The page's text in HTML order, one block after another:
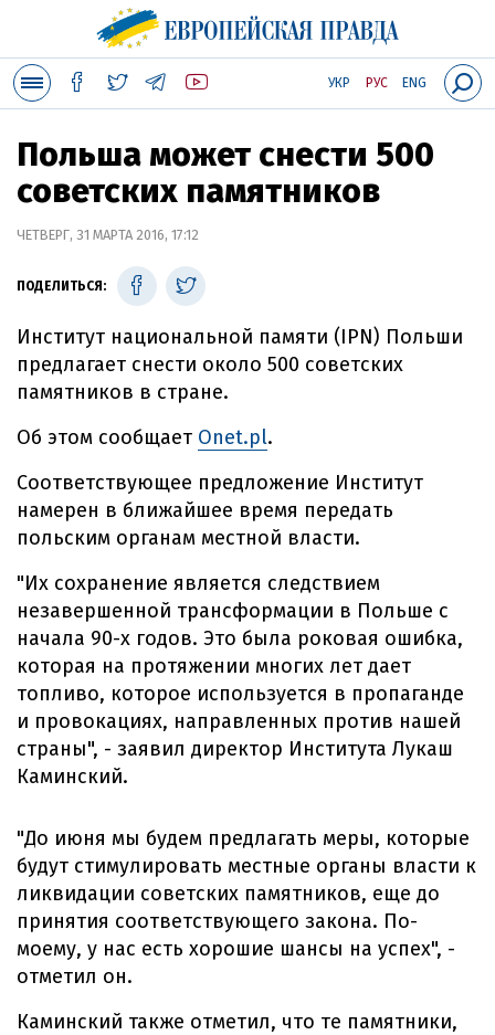
УКР РУС ENG
Польша может снести 500
советских памятников
ЧЕТВЕРГ, 31 МАРТА 2016, 17:12
ПОДЕЛИТЬСЯ:
Институт национальной памяти (IPN) Польши
предлагает снести около 500 советских
памятников в стране.
Об этом сообщает Onet.pl.
Соответствующее предложение Институт
намерен в ближайшее время передать
польским органам местной власти.
"Их сохранение является следствием
незавершенной трансформации в Польше с
начала 90-х годов. Это была роковая ошибка,
которая на протяжении многих лет дает
топливо, которое используется в пропаганде
и провокациях, направленных против нашей
страны", - заявил директор Института Лукаш
Каминский.
"До июня мы будем предлагать меры, которые
будут стимулировать местные органы власти к
ликвидации советских памятников, еще до
принятия соответствующего закона. По-
моему, у нас есть хорошие шансы на успех", -
отметил он.
Каминский также отметил, что те памятники,